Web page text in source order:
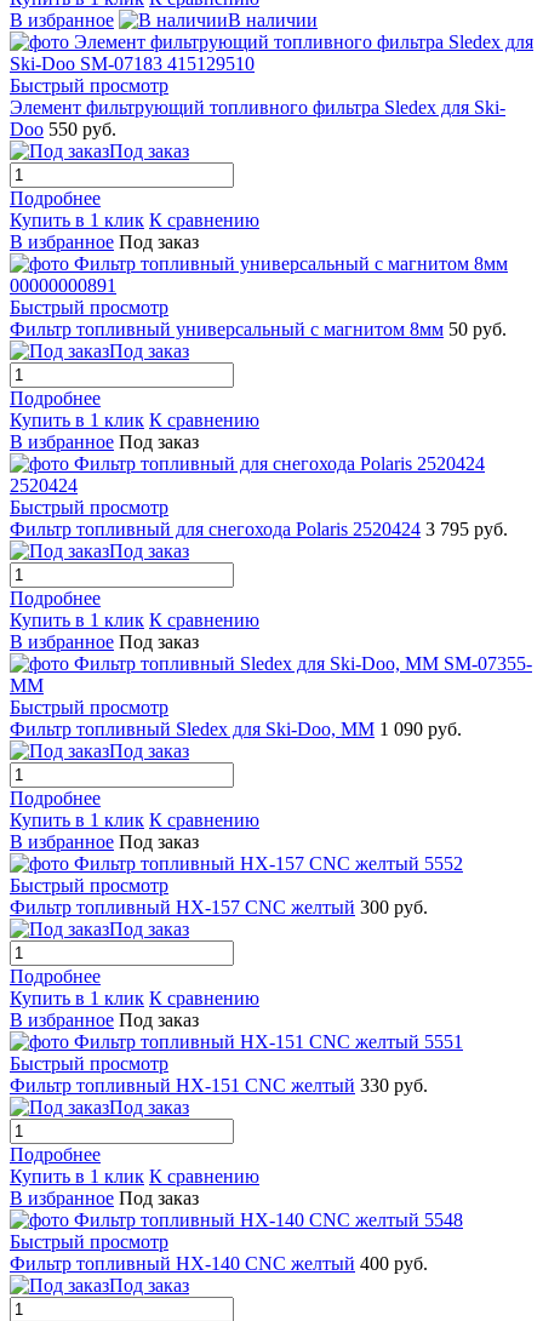
В избранное
В наличии
Быстрый просмотр
Элемент фильтрующий топливного фильтра Sledex для Ski-
Doo 550 руб.
Под заказ
Подробнее
Купить в 1 клик К сравнению
В избранное Под заказ
Быстрый просмотр
Фильтр топливный универсальный с магнитом 8мм 50 руб.
Под заказ
Подробнее
Купить в 1 клик К сравнению
В избранное Под заказ
Быстрый просмотр
Фильтр топливный для снегохода Polaris 2520424 3 795 руб.
Под заказ
Подробнее
Купить в 1 клик К сравнению
В избранное Под заказ
Быстрый просмотр
Фильтр топливный Sledex для Ski-Doo, MM 1 090 руб.
Под заказ
Подробнее
Купить в 1 клик К сравнению
В избранное Под заказ
Быстрый просмотр
Фильтр топливный HX-157 CNC желтый 300 руб.
Под заказ
Подробнее
Купить в 1 клик К сравнению
В избранное Под заказ
Быстрый просмотр
Фильтр топливный HX-151 CNC желтый 330 руб.
Под заказ
Подробнее
Купить в 1 клик К сравнению
В избранное Под заказ
Быстрый просмотр
Фильтр топливный HX-140 CNC желтый 400 руб.
Под заказ